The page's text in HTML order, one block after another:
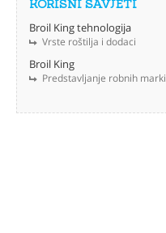
KORISNI SAVJETI
Broil King tehnologija
Vrste roštilja i dodaci
Broil King
Predstavljanje robnih marki